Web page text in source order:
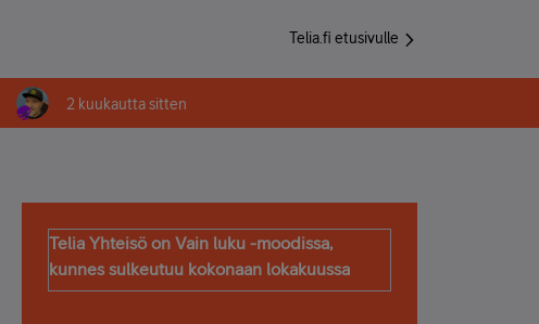
Telia.fi etusivulle
2 kuukautta sitten
Telia Yhteisö on Vain luku -moodissa,
kunnes sulkeutuu kokonaan lokakuussa